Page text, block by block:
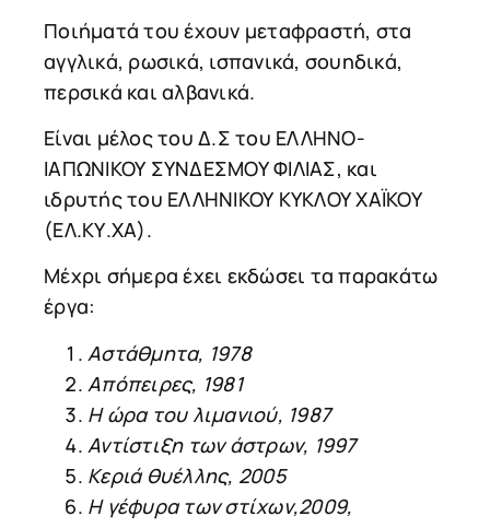
Ποιήματά του έχουν μεταφραστή, στα
αγγλικά, ρωσικά, ισπανικά, σουηδικά,
περσικά και αλβανικά.
Είναι μέλος του Δ.Σ του ΕΛΛΗΝΟ-
ΙΑΠΩΝΙΚΟΥ ΣΥΝΔΕΣΜΟΥ ΦΙΛΙΑΣ, και
ιδρυτής του ΕΛΛΗΝΙΚΟΥ ΚΥΚΛΟΥ ΧΑΪΚΟΥ
(ΕΛ.ΚΥ.ΧΑ).
Μέχρι σήμερα έχει εκδώσει τα παρακάτω
έργα:
Αστάθμητα, 1978
Απόπειρες, 1981
Η ώρα του λιμανιού, 1987
Αντίστιξη των άστρων, 1997
Κεριά θυέλλης, 2005
Η γέφυρα των στίχων,2009,